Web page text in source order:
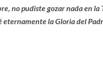
no pudiste gozar nada en
la Gloria del